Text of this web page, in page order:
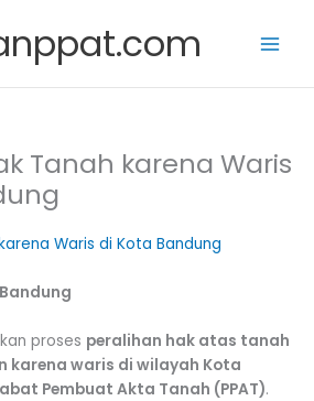
Tanah karena Waris
Waris di Kota Bandung
proses peralihan hak atas tanah
waris di wilayah Kota
Pembuat Akta Tanah (PPAT).